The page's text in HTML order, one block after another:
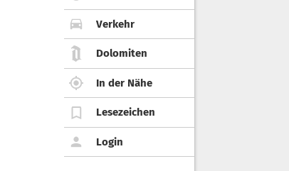
Verkehr
Dolomiten
In der Nähe
Lesezeichen
Login